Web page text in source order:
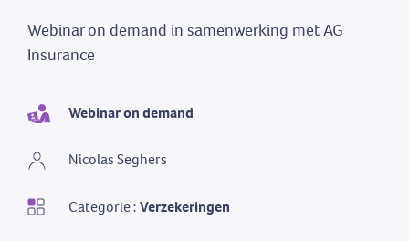
Webinar on demand
Nicolas Seghers
Categorie :Verzekeringen
Webinar on demand in samenwerking met AG
Insurance